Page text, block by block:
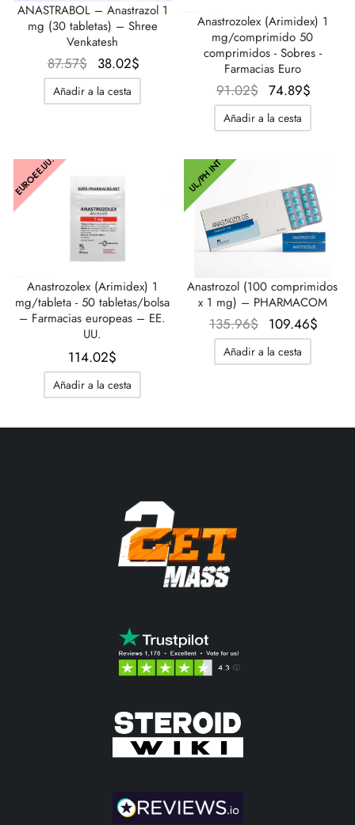
ANASTRABOL – Anastrazol 1
mg (30 tabletas) – Shree
Venkatesh
87.57$
El
precio
original
38.02$
Añadir a la cesta
Anastrozolex (Arimidex) 1
mg/comprimido 50
comprimidos - Sobres -
Farmacias Euro
91.02$
El
precio
original
74.89$
Añadir a la cesta
EURO-EE.UU.
Anastrozolex (Arimidex) 1
mg/tableta - 50 tabletas/bolsa
– Farmacias europeas – EE.
UU.
114.02$
Añadir a la cesta
UL/PH INT
Anastrozol (100 comprimidos
x 1 mg) – PHARMACOM
135.96$ El precio
original
era:
109.46$
Añadir a la cesta